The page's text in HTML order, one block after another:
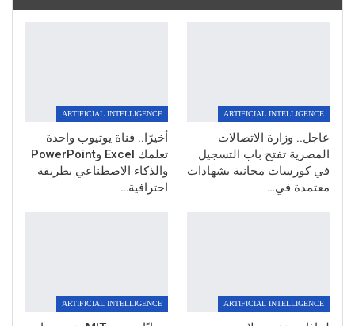
ARTIFICIAL INTELLIGENCE
عاجل.. وزارة الاتصالات
المصرية تفتح باب التسجيل
في كورسات مجانية بشهادات
معتمدة في…
ARTIFICIAL INTELLIGENCE
أخيرًا.. قناة يوتيوب واحدة
تعلمك Excel وPowerPoint
والذكاء الاصطناعي بطريقة
احترافية…
ARTIFICIAL INTELLIGENCE
ARTIFICIAL INTELLIGENCE